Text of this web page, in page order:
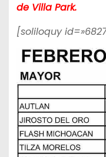
de Villa Park.
[soliloquy